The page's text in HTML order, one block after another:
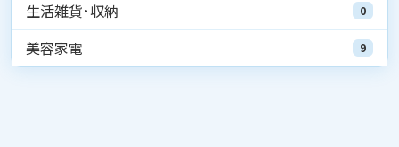
生活雑貨･収納 0
美容家電 9